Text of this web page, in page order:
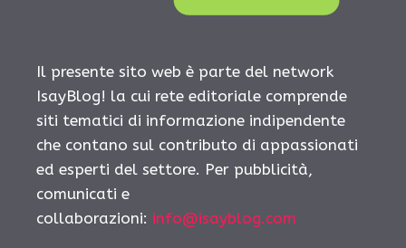
Il presente sito web è parte del network
IsayBlog! la cui rete editoriale comprende
siti tematici di informazione indipendente
che contano sul contributo di appassionati
ed esperti del settore. Per pubblicità,
comunicati e
collaborazioni: info@isayblog.com